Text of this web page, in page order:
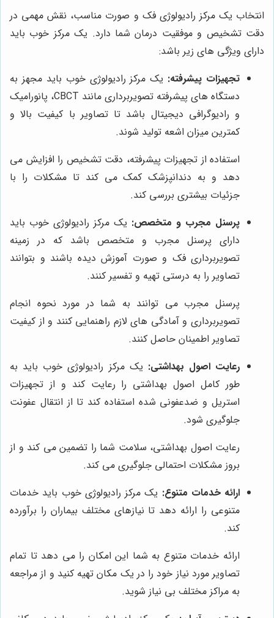
انتخاب یک مرکز رادیولوژی فک و صورت مناسب، نقش مهمی در
دقت تشخیص و موفقیت درمان شما دارد. یک مرکز خوب باید
دارای ویژگی های زیر باشد:
تجهیزات پیشرفته: یک مرکز رادیولوژی خوب باید مجهز به
دستگاه های پیشرفته تصویربرداری مانند CBCT، پانورامیک
و رادیوگرافی دیجیتال باشد تا تصاویر با کیفیت بالا و
کمترین میزان اشعه تولید شوند.
استفاده از تجهیزات پیشرفته، دقت تشخیص را افزایش می
دهد و به دندانپزشک کمک می کند تا مشکلات را با
جزئیات بیشتری بررسی کند.
پرسنل مجرب و متخصص: یک مرکز رادیولوژی خوب باید
دارای پرسنل مجرب و متخصص باشد که در زمینه
تصویربرداری فک و صورت آموزش دیده باشند و بتوانند
تصاویر را به درستی تهیه و تفسیر کنند.
پرسنل مجرب می توانند به شما در مورد نحوه انجام
تصویربرداری و آمادگی های لازم راهنمایی کنند و از کیفیت
تصاویر اطمینان حاصل کنند.
رعایت اصول بهداشتی: یک مرکز رادیولوژی خوب باید به
طور کامل اصول بهداشتی را رعایت کند و از تجهیزات
استریل و ضدعفونی شده استفاده کند تا از انتقال عفونت
جلوگیری شود.
رعایت اصول بهداشتی، سلامت شما را تضمین می کند و از
بروز مشکلات احتمالی جلوگیری می کند.
ارائه خدمات متنوع: یک مرکز رادیولوژی خوب باید خدمات
متنوعی را ارائه دهد تا نیازهای مختلف بیماران را برآورده
کند.
ارائه خدمات متنوع به شما این امکان را می دهد تا تمام
تصاویر مورد نیاز خود را در یک مکان تهیه کنید و از مراجعه
به مراکز مختلف بی نیاز شوید.